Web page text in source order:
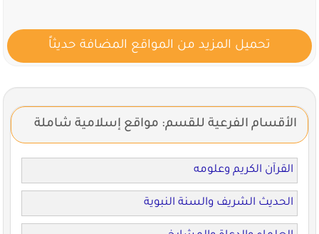
تحميل المزيد من المواقع المضافة حديثاً
الأقسام الفرعية للقسم: مواقع إسلامية شاملة
القرآن الكريم وعلومه
الحديث الشريف والسنة النبوية